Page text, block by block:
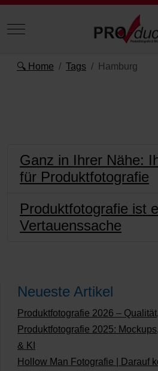
Mobile Menu Toggle
🔍 Home Tags Hamburg
Ganz in Ihrer Nähe:
für Produktfotografie
Produktfotografie ist
Vertauenssache
Neueste Artikel
Produktfotografie 2026 –
Produktfotografie 2025:
& KI
Hollow Man Fotografie | Darauf